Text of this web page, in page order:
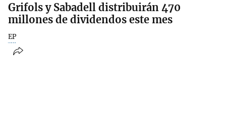
Grifols y Sabadell distribuirán 470
millones de dividendos este mes
EP